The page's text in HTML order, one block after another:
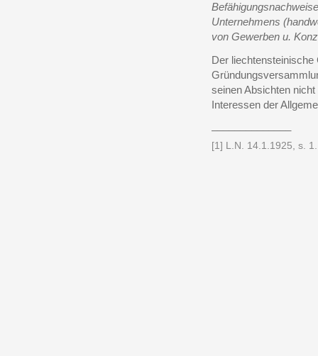
Unternehmens
von Gewerben u.
Der
seinen Absichten
Interessen der
[1] L.N. 14.1.1925, s. 1.